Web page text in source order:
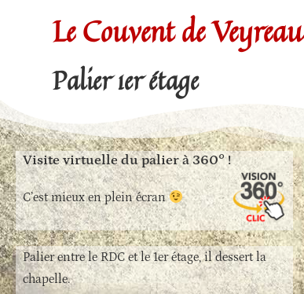
Le Couvent de Veyreau
Palier 1er étage
Visite virtuelle du palier à 360° !
C’est mieux en plein écran
Palier entre le RDC et le 1er étage, il dessert la
chapelle.